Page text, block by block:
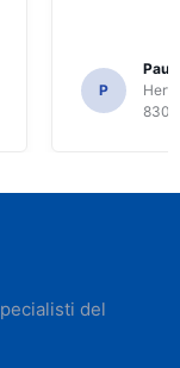
P
Paul
8300
del